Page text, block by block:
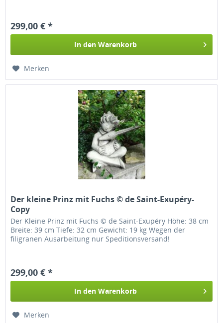
299,00 € *
In den Warenkorb
Merken
Der kleine Prinz mit Fuchs © de Saint-Exupéry-
Copy
Der Kleine Prinz mit Fuchs © de Saint-Exupéry Höhe: 38 cm
Breite: 39 cm Tiefe: 32 cm Gewicht: 19 kg Wegen der
filigranen Ausarbeitung nur Speditionsversand!
299,00 € *
In den Warenkorb
Merken